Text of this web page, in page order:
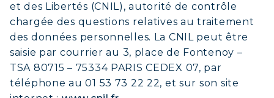
et des Libertés (CNIL), autorité de contrôle
chargée des questions relatives au traitement
des données personnelles. La CNIL peut être
saisie par courrier au 3, place de Fontenoy –
TSA 80715 – 75334 PARIS CEDEX 07, par
téléphone au 01 53 73 22 22, et sur son site